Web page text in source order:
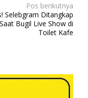
Pos berikutnya
Selebgram Ditangkap
Saat Bugil Live Show di
Toilet Kafe